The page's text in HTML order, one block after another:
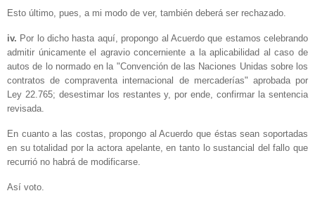
Esto último, pues, a mi modo de ver, también deberá ser rechazado.
iv. Por lo dicho hasta aquí, propongo al Acuerdo que estamos celebrando
admitir únicamente el agravio concerniente a la aplicabilidad al caso de
autos de lo normado en la "Convención de las Naciones Unidas sobre los
contratos de compraventa internacional de mercaderías" aprobada por
Ley 22.765; desestimar los restantes y, por ende, confirmar la sentencia
revisada.
En cuanto a las costas, propongo al Acuerdo que éstas sean soportadas
en su totalidad por la actora apelante, en tanto lo sustancial del fallo que
recurrió no habrá de modificarse.
Así voto.